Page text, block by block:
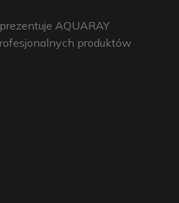
AQUARAY
produktów